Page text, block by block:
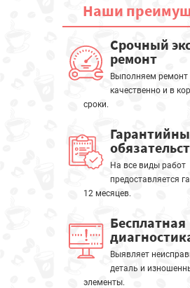
Наши
Срочный
ремонт
Выполняем ремонт
качественно и в
сроки.
На все виды работ
предоставляется
12 месяцев.
Бесплатная
Выявляет
деталь и
элементы.